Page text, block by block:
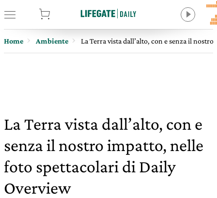
Home Ambiente La Terra vista dall’alto, con e senza il
La Terra vista dall’alto, con e
senza il nostro impatto, nelle
foto spettacolari di Daily
Overview